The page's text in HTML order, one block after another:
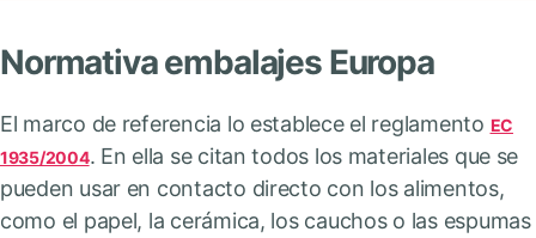
Normativa embalajes Europa
El marco de referencia lo establece el reglamento EC
1935/2004. En ella se citan todos los materiales que se
pueden usar en contacto directo con los alimentos,
como el papel, la cerámica, los cauchos o las espumas